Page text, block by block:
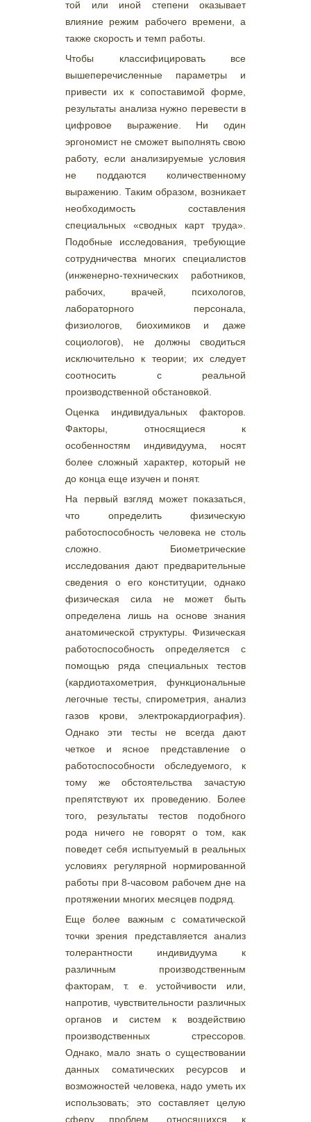
той или иной степени оказывает
влияние режим рабочего времени, а
также скорость и темп работы.
Чтобы классифицировать все
вышеперечисленные параметры и
привести их к сопоставимой форме,
результаты анализа нужно перевести в
цифровое выражение. Ни один
эргономист не сможет выполнять свою
работу, если анализируемые условия
не поддаются количественному
выражению. Таким образом, возникает
необходимость составления
специальных «сводных карт труда».
Подобные исследования, требующие
сотрудничества многих специалистов
(инженерно-технических работников,
рабочих, врачей, психологов,
лабораторного персонала,
физиологов, биохимиков и даже
социологов), не должны сводиться
исключительно к теории; их следует
соотносить с реальной
производственной обстановкой.
Оценка индивидуальных факторов.
Факторы, относящиеся к
особенностям индивидуума, носят
более сложный характер, который не
до конца еще изучен и понят.
На первый взгляд может показаться,
что определить физическую
работоспособность человека не столь
сложно. Биометрические
исследования дают предварительные
сведения о его конституции, однако
физическая сила не может быть
определена лишь на основе знания
анатомической структуры. Физическая
работоспособность определяется с
помощью ряда специальных тестов
(кардиотахометрия, функциональные
легочные тесты, спирометрия, анализ
газов крови, электрокардиография).
Однако эти тесты не всегда дают
четкое и ясное представление о
работоспособности обследуемого, к
тому же обстоятельства зачастую
препятствуют их проведению. Более
того, результаты тестов подобного
рода ничего не говорят о том, как
поведет себя испытуемый в реальных
условиях регулярной нормированной
работы при 8-часовом рабочем дне на
протяжении многих месяцев подряд.
Еще более важным с соматической
точки зрения представляется анализ
толерантности индивидуума к
различным производственным
факторам, т. е. устойчивости или,
напротив, чувствительности различных
органов и систем к воздействию
производственных стрессоров.
Однако, мало знать о существовании
данных соматических ресурсов и
возможностей человека, надо уметь их
использовать; это составляет целую
сферу проблем, относящихся к